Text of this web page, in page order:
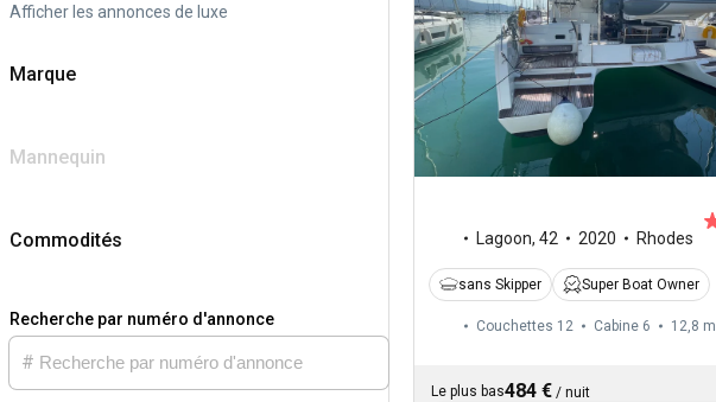
Afficher les annonces de luxe
Marque
Mannequin
Commodités
Recherche par numéro d'annonce
Lagoon, 42 2020 Rhodes
sans Skipper Super Boat Owner
Couchettes 12 Cabine 6 12,8 m
Le plus bas484 € / nuit